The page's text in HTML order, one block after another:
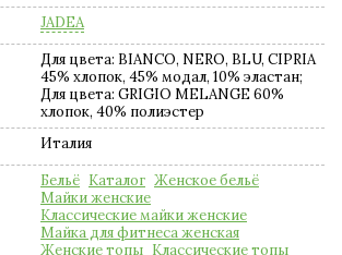
JADEA
Для цвета: BIANCO, NERO, BLU, CIPRIA
45% хлопок, 45% модал, 10% эластан;
Для цвета: GRIGIO MELANGE 60%
хлопок, 40% полиэстер
Италия
Бельё Каталог Женское бельё
Майки женские
Классические майки женские
Майка для фитнеса женская
Женские топы Классические топы